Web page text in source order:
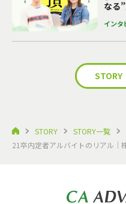
なる
インタ
STORY
STORY
STORY一覧
21卒内定者アルバイトのリアル｜